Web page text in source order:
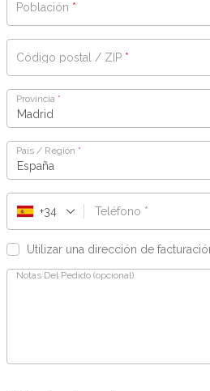
Población *
Código postal / ZIP *
Provincia *
Madrid
País / Región *
España
Teléfono *
+34
Utilizar una dirección de
Notas Del Pedido (opcional)